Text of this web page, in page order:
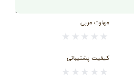
مهارت مربی
★ ★ ★ ★ ★
کیفیت پشتیبانی
★ ★ ★ ★ ★